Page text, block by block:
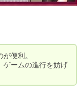
便利。
ゲームの進行を妨げ